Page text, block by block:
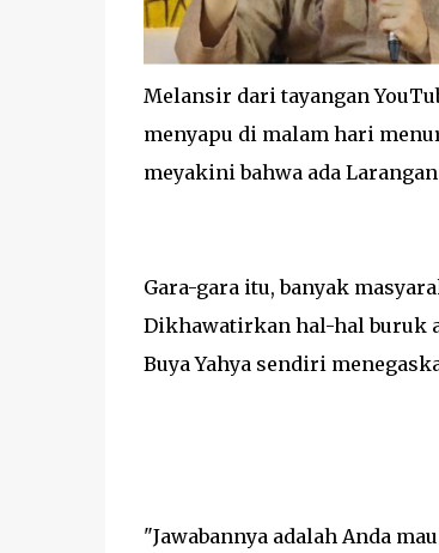
Melansir dari tayangan
menyapu di malam hari
meyakini bahwa ada
Gara-gara itu, banyak
Dikhawatirkan hal-hal buruk
Buya Yahya sendiri
"Jawabannya adalah Anda